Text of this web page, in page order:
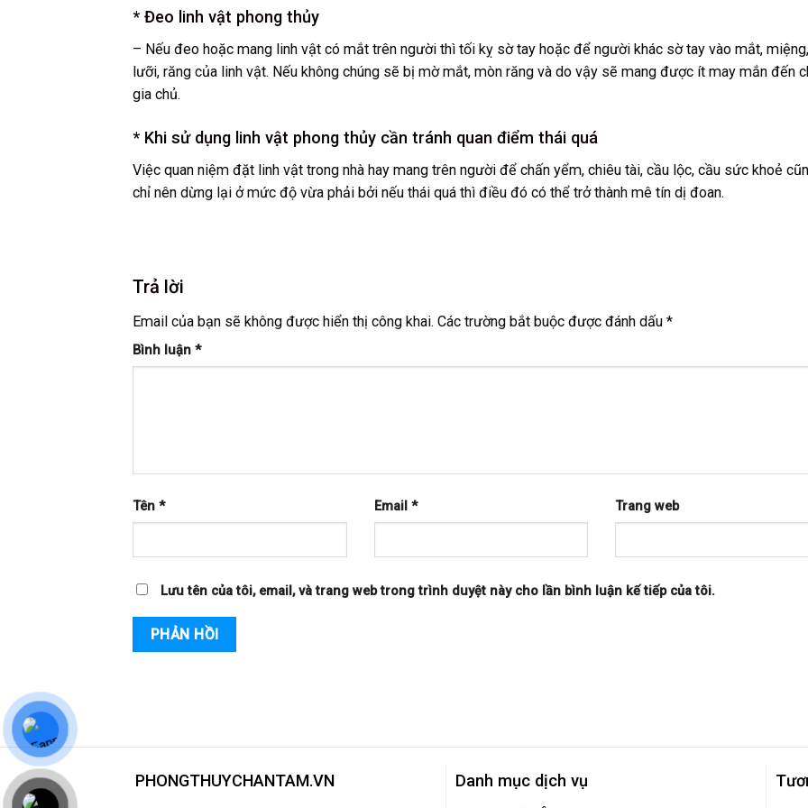
* Đeo linh vật phong thủy
– Nếu đeo hoặc mang linh vật có mắt trên người thì tối kỵ sờ tay hoặc để người khác sờ tay vào mắt, miệng,
lưỡi, răng của linh vật. Nếu không chúng sẽ bị mờ mắt, mòn răng và do vậy sẽ mang được ít may mắn đến
gia chủ.
* Khi sử dụng linh vật phong thủy cần tránh quan điểm thái quá
Việc quan niệm đặt linh vật trong nhà hay mang trên người để chấn yểm, chiêu tài, cầu lộc, cầu sức khoẻ
chỉ nên dừng lại ở mức độ vừa phải bởi nếu thái quá thì điều đó có thể trở thành mê tín dị đoan.
Trả lời
Email của bạn sẽ không được hiển thị công khai. Các trường bắt buộc được đánh dấu *
Bình luận *
Tên * Email * Trang web
Lưu tên của tôi, email, và trang web trong trình duyệt này cho lần bình luận kế tiếp của tôi.
PHONGTHUYCHANTAM.VN Danh mục dịch vụ